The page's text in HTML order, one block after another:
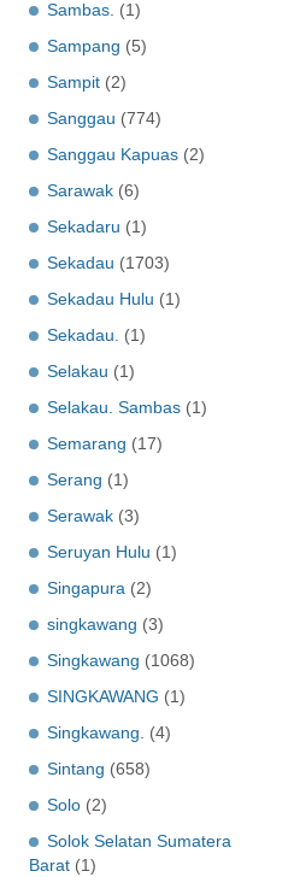
Sambas. (1)
Sampang (5)
Sampit (2)
Sanggau (774)
Sanggau Kapuas (2)
Sarawak (6)
Sekadaru (1)
Sekadau (1703)
Sekadau Hulu (1)
Sekadau.
(1)
Selakau (1)
Selakau. Sambas (1)
Semarang (17)
Serang (1)
Serawak (3)
Seruyan Hulu (1)
Singapura (2)
singkawang (3)
Singkawang (1068)
SINGKAWANG (1)
Singkawang.
(4)
Sintang (658)
Solo (2)
Solok Selatan Sumatera
Barat (1)